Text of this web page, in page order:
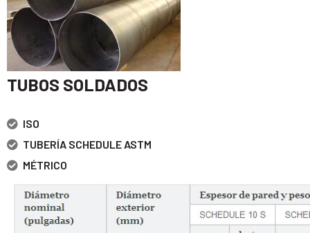
TUBOS SOLDADOS
ISO
TUBERÍA SCHEDULE ASTM
MÉTRICO